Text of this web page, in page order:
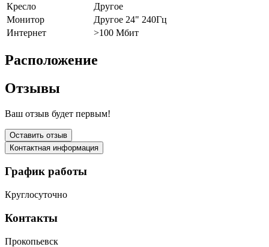
Кресло
Другое
Монитор
Другое 24" 240Гц
Интернет
>100 Мбит
Расположение
Отзывы
Ваш отзыв будет первым!
Оставить отзыв
Контактная информация
График работы
Круглосуточно
Контакты
Прокопьевск